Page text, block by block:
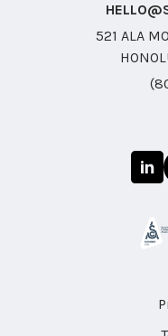
521 ALA